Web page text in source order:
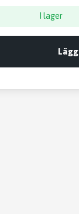
I lager